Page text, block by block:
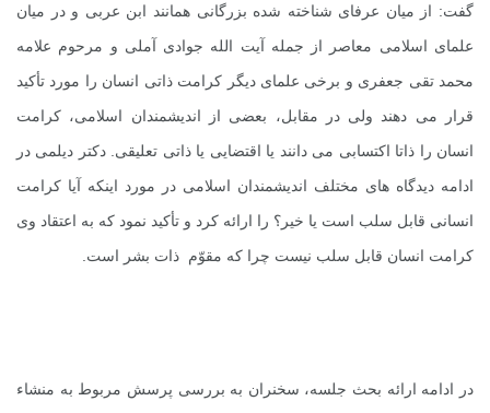
گفت: از میان عرفای شناخته شده بزرگانی همانند ابن عربی و در میان
علمای اسلامی معاصر از جمله آیت الله جوادی آملی و مرحوم علامه
محمد تقی جعفری و برخی علمای دیگر کرامت ذاتی انسان را مورد تأکید
قرار می دهند ولی در مقابل، بعضی از اندیشمندان اسلامی، کرامت
انسان را ذاتا اکتسابی می دانند یا اقتضایی یا ذاتی تعلیقی. دکتر دیلمی در
ادامه دیدگاه های مختلف اندیشمندان اسلامی در مورد اینکه آیا کرامت
انسانی قابل سلب است یا خیر؟ را ارائه کرد و تأکید نمود که به اعتقاد وی
کرامت انسان قابل سلب نیست چرا که مقوّم ذات بشر است.
در ادامه ارائه بحث جلسه، سخنران به بررسی پرسش مربوط به منشاء